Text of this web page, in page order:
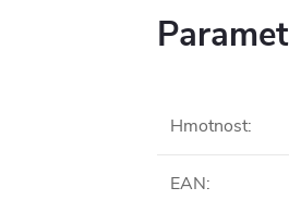
Hmotnost:
EAN: